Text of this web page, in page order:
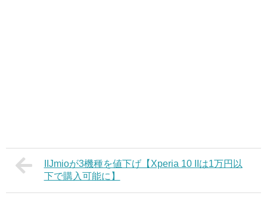
IIJmioが3機種を値下げ【Xperia 10 IIは1万円以
下で購入可能に】